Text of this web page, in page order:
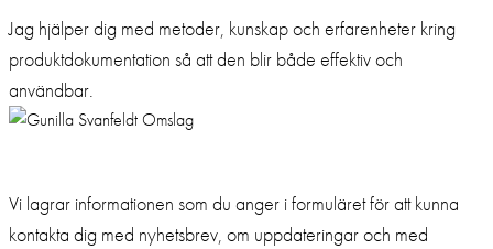
Jag hjälper dig med metoder, kunskap och erfarenheter kring
produktdokumentation så att den blir både effektiv och
användbar.
Vi lagrar informationen som du anger i formuläret för att kunna
kontakta dig med nyhetsbrev, om uppdateringar och med